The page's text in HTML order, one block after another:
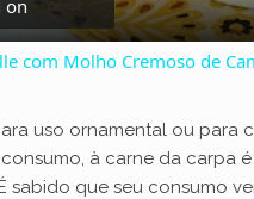
on
com Molho Cremoso de
uso ornamental ou para
à carne da carpa
sabido que seu consumo